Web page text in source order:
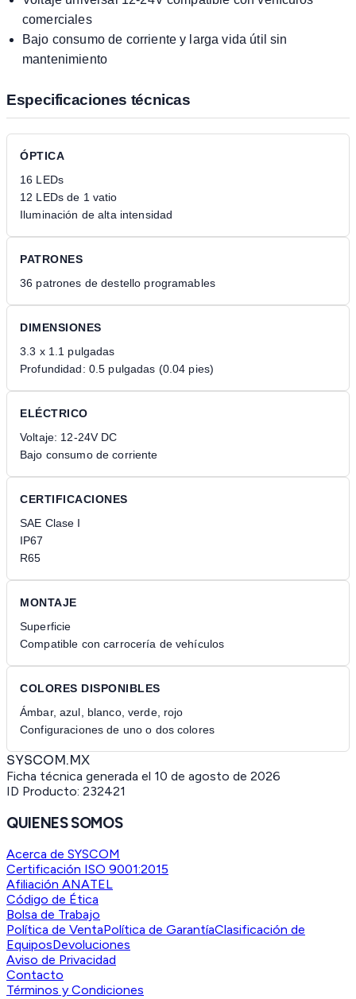
comerciales
Bajo consumo de corriente y larga vida útil sin
mantenimiento
Especificaciones técnicas
ÓPTICA
16 LEDs
12 LEDs de 1 vatio
Iluminación de alta intensidad
PATRONES
36 patrones de destello programables
DIMENSIONES
3.3 x 1.1 pulgadas
Profundidad: 0.5 pulgadas (0.04 pies)
ELÉCTRICO
Voltaje: 12-24V DC
Bajo consumo de corriente
CERTIFICACIONES
SAE Clase I
IP67
R65
MONTAJE
Superficie
Compatible con carrocería de vehículos
COLORES DISPONIBLES
Ámbar, azul, blanco, verde, rojo
Configuraciones de uno o dos colores
SYSCOM.MX
Ficha técnica generada el 10 de agosto de 2026
ID Producto: 232421
QUIENES SOMOS
Acerca de SYSCOM
Certificación ISO 9001:2015
Afiliación ANATEL
Código de Ética
Bolsa de Trabajo
Política de VentaPolítica de GarantíaClasificación de
EquiposDevoluciones
Aviso de Privacidad
Contacto
Términos y Condiciones